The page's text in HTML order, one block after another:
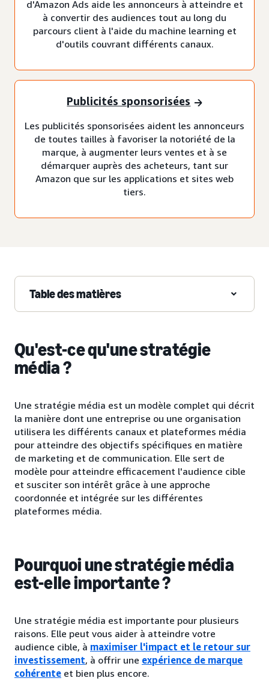
d'Amazon Ads aide les annonceurs à atteindre et
à convertir des audiences tout au long du
parcours client à l'aide du machine learning et
d'outils couvrant différents canaux.
Publicités sponsorisées
Les publicités sponsorisées aident les annonceurs
de toutes tailles à favoriser la notoriété de la
marque, à augmenter leurs ventes et à se
démarquer auprès des acheteurs, tant sur
Amazon que sur les applications et sites web
tiers.
Table des matières
Qu'est-ce qu'une stratégie
média ?
Une stratégie média est un modèle complet qui décrit
la manière dont une entreprise ou une organisation
utilisera les différents canaux et plateformes média
pour atteindre des objectifs spécifiques en matière
de marketing et de communication. Elle sert de
modèle pour atteindre efficacement l'audience cible
et susciter son intérêt grâce à une approche
coordonnée et intégrée sur les différentes
plateformes média.
Pourquoi une stratégie média
est-elle importante ?
Une stratégie média est importante pour plusieurs
raisons. Elle peut vous aider à atteindre votre
audience cible, à maximiser l'impact et le retour sur
investissement, à offrir une expérience de marque
cohérente et bien plus encore.